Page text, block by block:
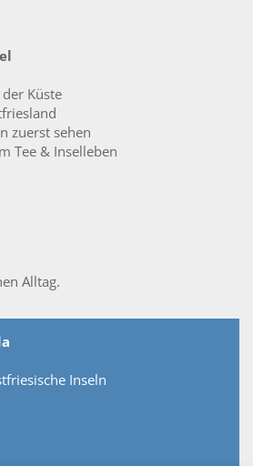
Küste
zuerst sehen
Tee & Inselleben
Alltag.
Inseln